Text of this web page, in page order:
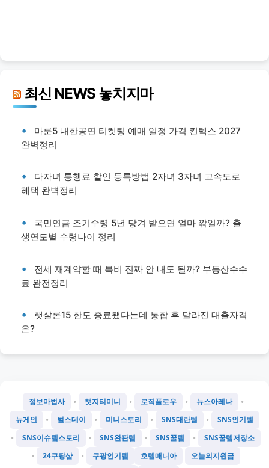
최신 NEWS 놓치지마
마룬5 내한공연 티켓팅 예매 일정 가격 킨텍스 2027
완벽정리
다자녀 통행료 할인 등록방법 2자녀 3자녀 고속도로
혜택 완벽정리
국민연금 조기수령 5년 당겨 받으면 얼마 깎일까? 출
생연도별 수령나이 정리
전세 재계약할 때 복비 진짜 안 내도 될까? 부동산수수
료 완전정리
햇살론15 한도 종료됐다는데 통합 후 달라진 대출자격
은?
정보마법사 • 챗지티미니 • 로직플로우 • 뉴스아레나 •
뉴게인 • 벌스데이 • 미니스토리 • SNS대란템 • SNS인기템
• SNS이슈템스토리 • SNS완판템 • SNS꿀템 • SNS꿀템저장소
• 24쿠팡샵 • 쿠팡인기템 호텔매니아 오늘의지원금